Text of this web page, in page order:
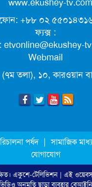
লিগ্যাল এইডের মাধ্যমে
সেই কিশোরী মা জুঁই
জেট ফুয়েলের দাম কমলো
মূল্যস্ফীতি কমে জুনে ৯
ছুটিতে গিয়ে না ফিরলে ৩
নতুন নিয়ম সৌদির
এনবিআরের সবাই প্রস্তুত,
www.ekushey-tv.com
+৮৮ ০২
ফ্যক্স :
etvonline@ekushey-
Webmail
(৭ম তলা), ১০, কারওয়ান
পর্ষদ | সামাজিক
যোগাযোগ
একুশে-টেলিভিশন | এই
অনুমতি ছাড়া ব্যবহার বেআইনি